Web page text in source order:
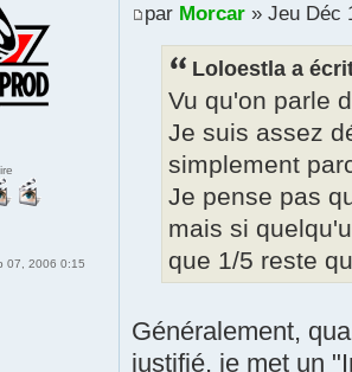
par Morcar» Jeu Déc
Loloestla a
Vu qu'on parle
Je suis assez
simplement
Je pense pas
mais si
que 1/5 reste
Généralement,
justifié, je met un
07, 2006 0:15